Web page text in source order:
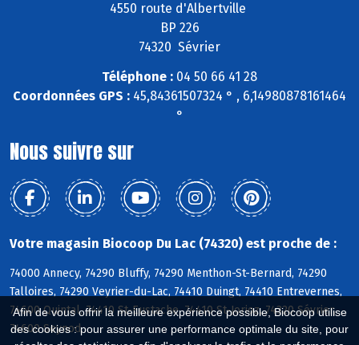
Afin de vous offrir la meilleure expérience possible, Biocoop utilise
des cookies : pour assurer une performance optimale du site, pour
4550 route d'Albertville
BP 226
74320 Sévrier
Téléphone : 04 50 66 41 28
Coordonnées GPS : 45,84361507324 ° , 6,14980878161464
°
Nous suivre sur
Votre magasin Biocoop Du Lac (74320) est proche de :
74000 Annecy, 74290 Bluffy, 74290 Menthon-St-Bernard, 74290
Talloires, 74290 Veyrier-du-Lac, 74410 Duingt, 74410 Entrevernes,
74600 Quintal, 74410 St-Eustache, 74410 St-Jorioz, 74320 Sévrier,
74600 Seynod